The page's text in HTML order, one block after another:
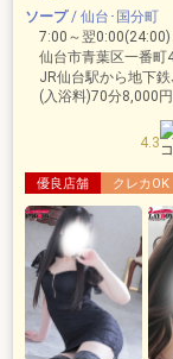
ソープ/ 仙台･国分町
(入浴料)70分8,000
4.3
優良店舗 クレカOK